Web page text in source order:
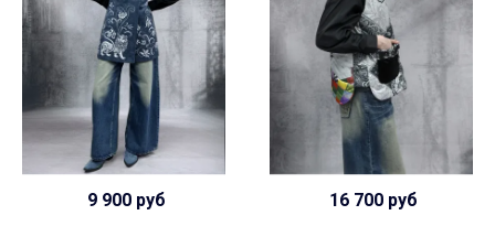
9 900 руб 16 700 руб